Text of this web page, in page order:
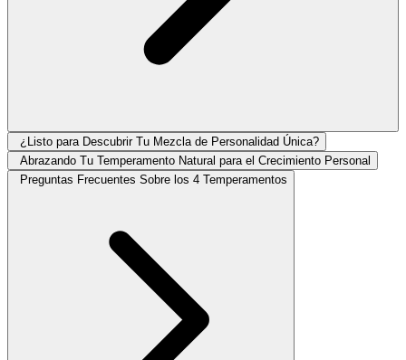
¿Listo para Descubrir Tu Mezcla de Personalidad Única?
Abrazando Tu Temperamento Natural para el Crecimiento Personal
Preguntas Frecuentes Sobre los 4 Temperamentos